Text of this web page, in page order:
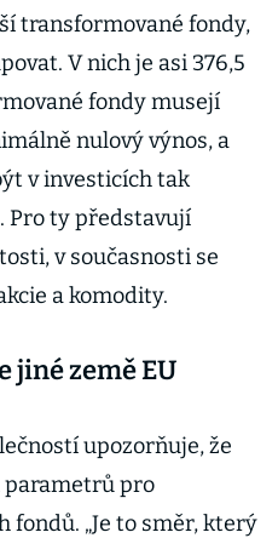
transformované fondy,
V nich je asi 376,5
fondy musejí
nulový výnos, a
v investicích tak
Pro ty představují
v současnosti se
a komodity.
jiné země EU
upozorňuje, že
parametrů pro
„Je to směr, který